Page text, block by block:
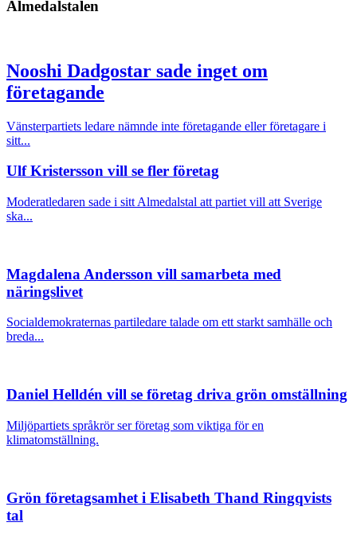
Almedalstalen
Nooshi Dadgostar sade inget om
företagande
Vänsterpartiets ledare nämnde inte företagande eller företagare i
sitt...
Ulf Kristersson vill se fler företag
Moderatledaren sade i sitt Almedalstal att partiet vill att Sverige
ska...
Magdalena Andersson vill samarbeta med
näringslivet
Socialdemokraternas partiledare talade om ett starkt samhälle och
breda...
Daniel Helldén vill se företag driva grön omställning
Miljöpartiets språkrör ser företag som viktiga för en
klimatomställning.
Grön företagsamhet i Elisabeth Thand Ringqvists
tal